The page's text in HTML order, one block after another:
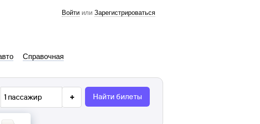
Войти или Зарегистрироваться
Справочная
1 пассажир Найти билеты